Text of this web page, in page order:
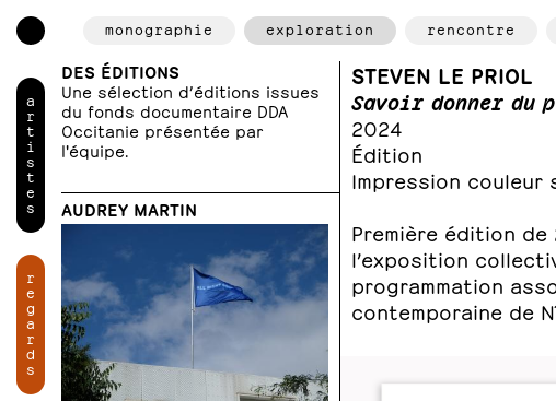
a
r
t
i
s
t
e
s
r
e
g
a
r
d
s
monographie exploration rencontre
DES ÉDITIONS
Une sélection d’éditions issues
du fonds documentaire DDA
Occitanie présentée par
l'équipe.
AUDREY MARTIN
STEVEN LE PRIOL
Savoir donner du
2024
Édition
Impression couleur
Première édition
l’exposition
programmation
contemporaine de